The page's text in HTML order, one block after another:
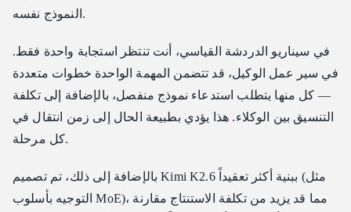
النموذج نفسه.
في سيناريو الدردشة القياسي، أنت تنتظر استجابة واحدة فقط.
في سير عمل الوكيل، قد تتضمن المهمة الواحدة خطوات متعددة
— كل منها يتطلب استدعاء نموذج منفصل، بالإضافة إلى تكلفة
التنسيق بين الوكلاء. هذا يؤدي بطبيعة الحال إلى زمن انتقال في
كل مرحلة.
بالإضافة إلى ذلك، تم تصميم Kimi K2.6 ببنية أكثر تعقيداً (مثل
التوجيه بأسلوب MoE)، مما قد يزيد من تكلفة الاستنتاج مقارنة